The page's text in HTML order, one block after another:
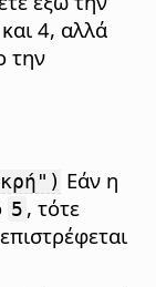
4, αλλά
την
Εάν η
5 , τότε